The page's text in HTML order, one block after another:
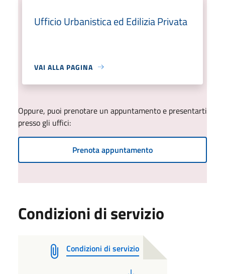
Ufficio Urbanistica ed Edilizia Privata
VAI ALLA PAGINA
Oppure, puoi prenotare un appuntamento e presentarti
presso gli uffici:
Prenota appuntamento
Condizioni di servizio
Condizioni di servizio